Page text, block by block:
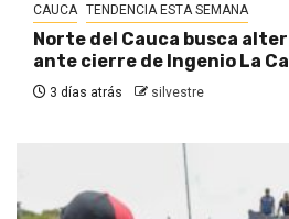
CAUCA TENDENCIA ESTA SEMANA
Norte del Cauca busca
ante cierre de Ingenio La
3 días atrás silvestre